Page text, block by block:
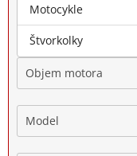
Značka
Objem motora
Model
Motocykle
Štvorkolky